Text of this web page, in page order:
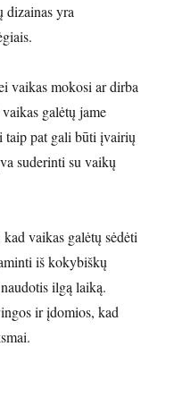
dizainas yra
vaikas mokosi ar dirba
galėtų jame
taip pat gali būti įvairių
suderinti su vaikų
vaikas galėtų sėdėti
iš kokybiškų
ilgą laiką.
ir įdomios, kad